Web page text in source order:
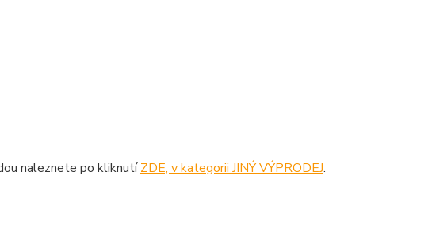
naleznete po kliknutíZDE, v kategorii JINÝ VÝPRODEJ.